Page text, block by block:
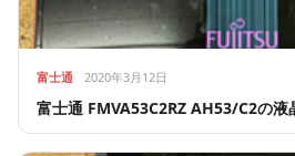
富士通 2020年3月12日
富士通 FMVA53C2RZ AH53/C2の液